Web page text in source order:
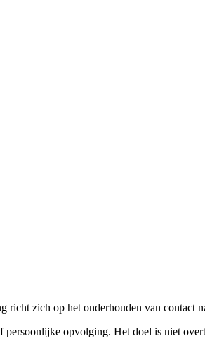
zich op het onderhouden van contact
opvolging. Het doel is niet